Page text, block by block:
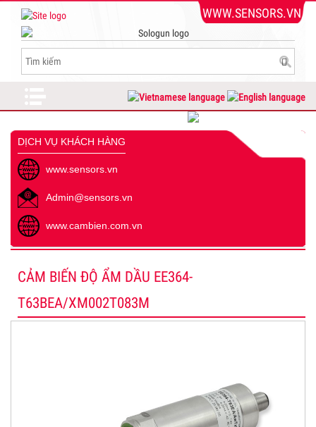
WWW.SENSORS.VN
DỊCH VỤ KHÁCH HÀNG
www.sensors.vn
Admin@sensors.vn
www.cambien.com.vn
CẢM BIẾN ĐỘ ẨM DẦU EE364-
T63BEA/XM002T083M